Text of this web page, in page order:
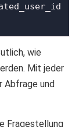
wie
Mit jeder
und
Fragestellung